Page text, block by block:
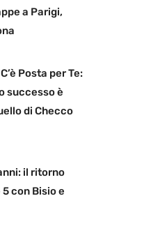
a Parigi,
Posta per Te:
successo è
di Checco
il ritorno
con Bisio e